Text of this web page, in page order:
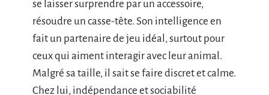
se laisser surprendre par un accessoire,
résoudre un casse-tête. Son intelligence en
fait un partenaire de jeu idéal, surtout pour
ceux qui aiment interagir avec leur animal.
Malgré sa taille, il sait se faire discret et calme.
Chez lui, indépendance et sociabilité